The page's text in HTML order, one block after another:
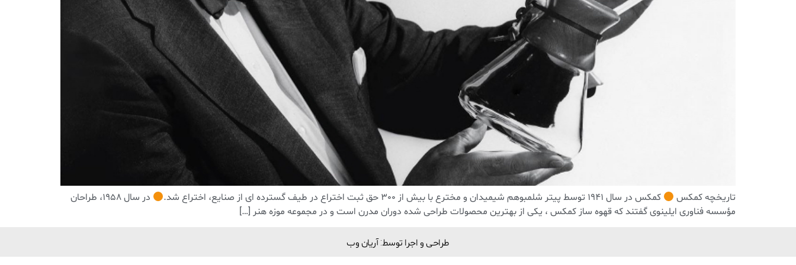
تاریخچه کمکس کمکس در سال 1941 توسط پیتر شلمبوهم شیمیدان و مخترع با بیش از 300 حق ثبت اختراع در طیف گسترده ای از صنایع، اختراع شد.
در سال 1958، طراحان
مؤسسه فناوری ایلینوی گفتند که قهوه ساز کمکس ، یکی از بهترین محصولات طراحی شده دوران مدرن است و در مجموعه موزه هنر […]
طراحی و اجرا توسط: آریان وب